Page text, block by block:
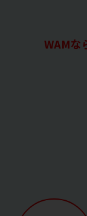
WAMな